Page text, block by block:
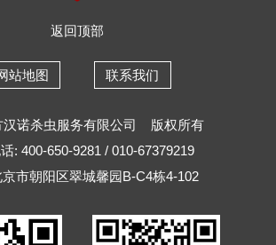
返回顶部
站地图 联系我们
诺杀虫服务有限公司
版权所有
: 400-650-9281 / 010-67379219
市朝阳区翠城馨园B-C4栋4-102